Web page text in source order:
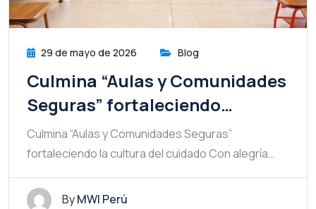
29 de mayo de 2026 Blog
Culmina “Aulas y Comunidades
Seguras” fortaleciendo…
Culmina “Aulas y Comunidades Seguras”
fortaleciendo la cultura del cuidado Con alegría…
ByMWI Perú